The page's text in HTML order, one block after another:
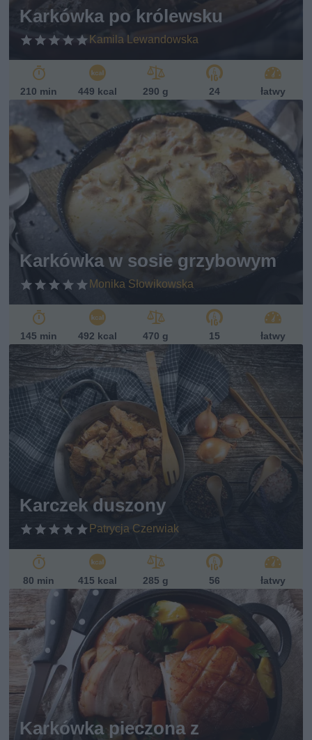
Karkówka po królewsku
Kamila Lewandowska
210 min 449 kcal 290 g 24 łatwy
Karkówka w sosie grzybowym
Monika Słowikowska
145 min 492 kcal 470 g 15 łatwy
Karczek duszony
Patrycja Czerwiak
80 min 415 kcal 285 g 56 łatwy
Karkówka pieczona z